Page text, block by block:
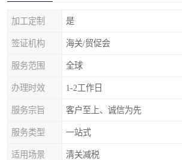
加工定制 是
签证机构 海关/贸促会
服务范围 全球
办理时效 1-2工作日
服务宗旨 客户至上、诚信为先
服务类型 一站式
适用场景 清关减税